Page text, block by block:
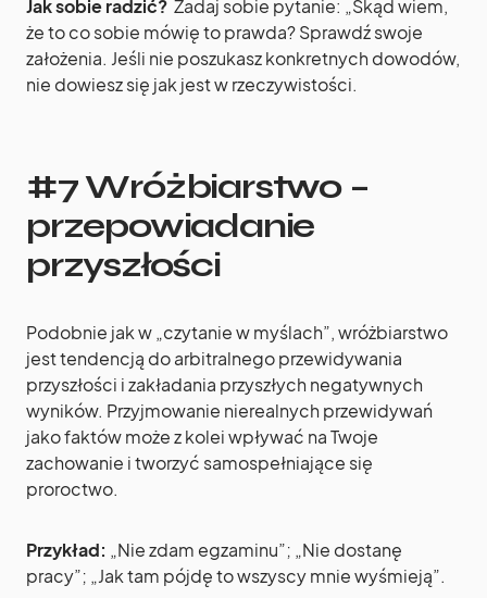
Jak sobie radzić? Zadaj sobie pytanie: „Skąd wiem,
że to co sobie mówię to prawda? Sprawdź swoje
założenia. Jeśli nie poszukasz konkretnych dowodów,
nie dowiesz się jak jest w rzeczywistości.
#7 Wróżbiarstwo –
przepowiadanie
przyszłości
Podobnie jak w „czytanie w myślach”, wróżbiarstwo
jest tendencją do arbitralnego przewidywania
przyszłości i zakładania przyszłych negatywnych
wyników. Przyjmowanie nierealnych przewidywań
jako faktów może z kolei wpływać na Twoje
zachowanie i tworzyć samospełniające się
proroctwo.
Przykład: „Nie zdam egzaminu”; „Nie dostanę
pracy”; „Jak tam pójdę to wszyscy mnie wyśmieją”.